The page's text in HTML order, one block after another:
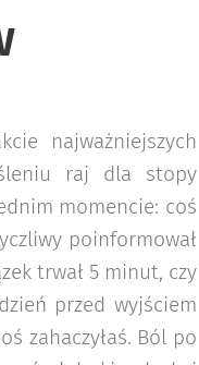
najważniejszych
raj dla stopy
momencie: coś
poinformował
trwał 5 minut, czy
przed wyjściem
zahaczyłaś. Ból po